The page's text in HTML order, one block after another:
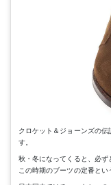
クロケット＆ジョーンズの
す。
秋・冬になってくると、必ず
この時期のブーツの定番とい